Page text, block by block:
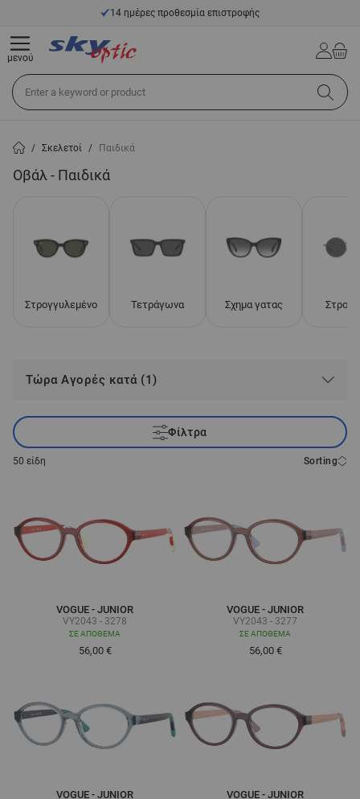
Μετάβαση στο περιεχόμενο14 ημέρες προθεσμία επιστροφής
Αναζήτηση σε όλο το κατάστημα...
μενού
/ Σκελετοί / Παιδικά
Οβάλ - Παιδικά
Στρογγυλεμένο Τετράγωνα Σχημα γατας
Τώρα Αγορές κατά (1)
Φίλτρα
50 είδη Sorting
VOGUE - JUNIOR
VY2043 - 3278
ΣΕ ΑΠΌΘΕΜΑ
56,00 €
VOGUE - JUNIOR
VY2043 - 3277
ΣΕ ΑΠΌΘΕΜΑ
56,00 €
VOGUE - JUNIOR VOGUE - JUNIOR